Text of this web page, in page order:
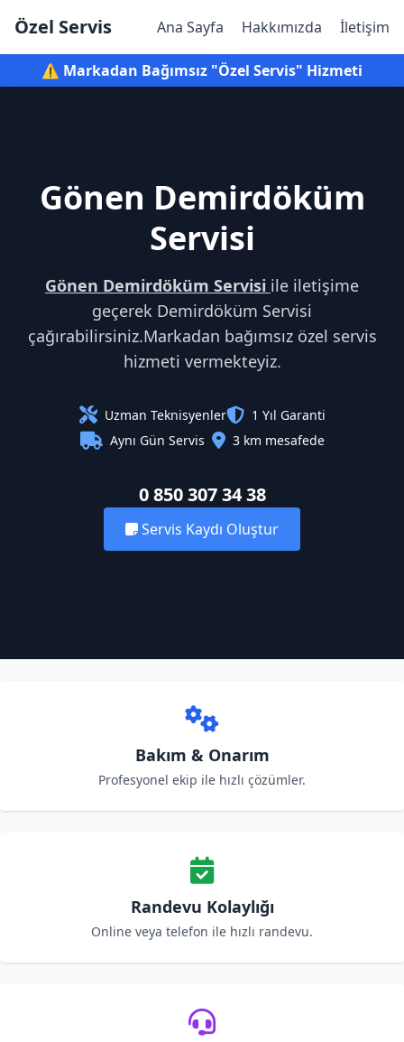
Özel Servis Ana Sayfa Hakkımızda İletişim
⚠️ Markadan Bağımsız "Özel Servis" Hizmeti
Gönen Demirdöküm
Servisi
Gönen Demirdöküm Servisi ile iletişime
geçerek Demirdöküm Servisi
çağırabilirsiniz.Markadan bağımsız özel servis
hizmeti vermekteyiz.
Uzman Teknisyenler
1 Yıl Garanti
Aynı Gün Servis
3 km mesafede
0 850 307 34 38
Servis Kaydı Oluştur
Bakım & Onarım
Profesyonel ekip ile hızlı çözümler.
Randevu Kolaylığı
Online veya telefon ile hızlı randevu.